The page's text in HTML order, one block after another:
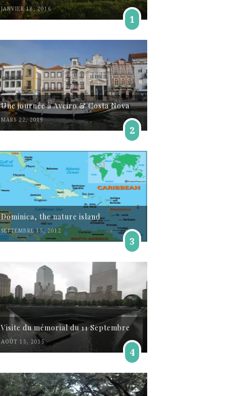
JANVIER 18, 2016
1
Une journée à Aveiro & Costa Nova
MARS 22, 2019
2
Dominica, the nature island
SEPTEMBRE 15, 2012
3
Visite du mémorial du 11 Septembre
AOÛT 15, 2015
4